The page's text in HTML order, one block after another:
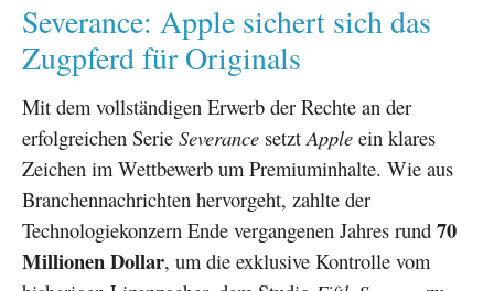
Severance: Apple sichert sich das
Zugpferd für Originals
Mit dem vollständigen Erwerb der Rechte an der
erfolgreichen Serie Severance setztApple ein klares
Zeichen im Wettbewerb um Premiuminhalte. Wie aus
Branchennachrichten hervorgeht, zahlte der
Technologiekonzern Ende vergangenen Jahres rund 70
Millionen Dollar, um die exklusive Kontrolle vom